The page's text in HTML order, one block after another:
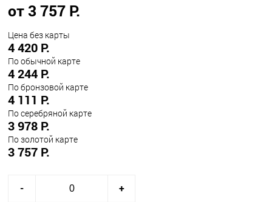
от 3 757 Р.
Цена без карты
4 420 Р.
По обычной карте
4 244 Р.
По бронзовой карте
4 111 Р.
По серебряной карте
3 978 Р.
По золотой карте
3 757 Р.
- +